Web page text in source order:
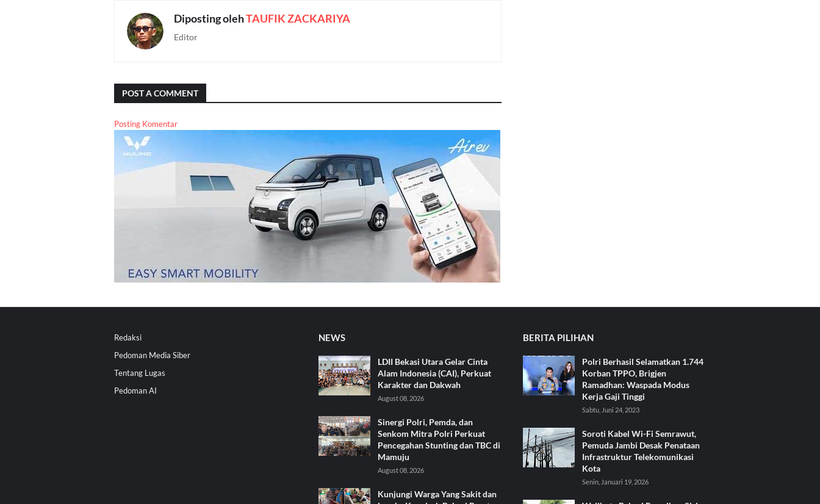
Diposting olehTAUFIK ZACKARIYA
Editor
POST A COMMENT
Posting Komentar
Redaksi
Pedoman Media Siber
Tentang Lugas
Pedoman AI
NEWS
LDII Bekasi Utara Gelar Cinta
Alam Indonesia (CAI), Perkuat
Karakter dan Dakwah
August 08, 2026
Sinergi Polri, Pemda, dan
Senkom Mitra Polri Perkuat
Pencegahan Stunting dan TBC di
Mamuju
August 08, 2026
Kunjungi Warga Yang Sakit dan
BERITA PILIHAN
Polri Berhasil Selamatkan 1.744
Korban TPPO, Brigjen
Ramadhan: Waspada Modus
Kerja Gaji Tinggi
Sabtu, Juni 24, 2023
Soroti Kabel Wi-Fi Semrawut,
Pemuda Jambi Desak Penataan
Infrastruktur Telekomunikasi
Kota
Senin, Januari 19, 2026